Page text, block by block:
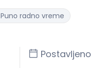
Postavljeno
Puno radno vreme